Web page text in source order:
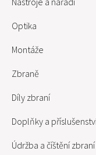
Optika
Montáže
Zbraně
Díly zbraní
Doplňky a
Údržba a číštění zbraní